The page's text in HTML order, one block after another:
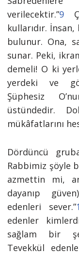
verilecektir.”9
kullarıdır.
bulunur. Ona,
sunar. Peki,
demeli! O ki
yerdeki ve
Şüphesiz
üstündedir.
mükâfatlarını
Dördüncü
Rabbimiz şöyle
azmettin mi,
dayanıp
edenleri sever.”
edenler
sağlam bir
Tevekkül